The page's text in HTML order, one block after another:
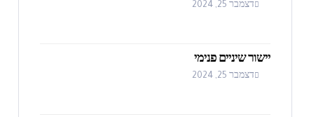
דצמבר 25, 2024
יישור שיניים פנימי
דצמבר 25, 2024